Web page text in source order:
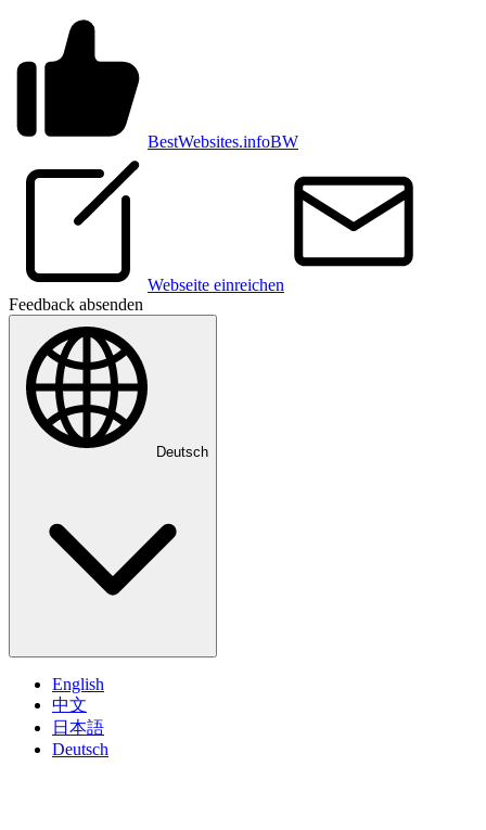
BestWebsites.infoBW
Webseite einreichen
Feedback absenden
Deutsch
English
中文
日本語
Deutsch